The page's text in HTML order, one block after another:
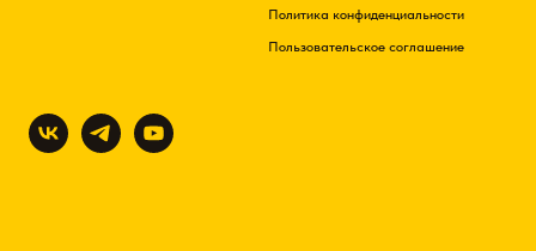
Политика конфиденциальности
Пользовательское соглашение